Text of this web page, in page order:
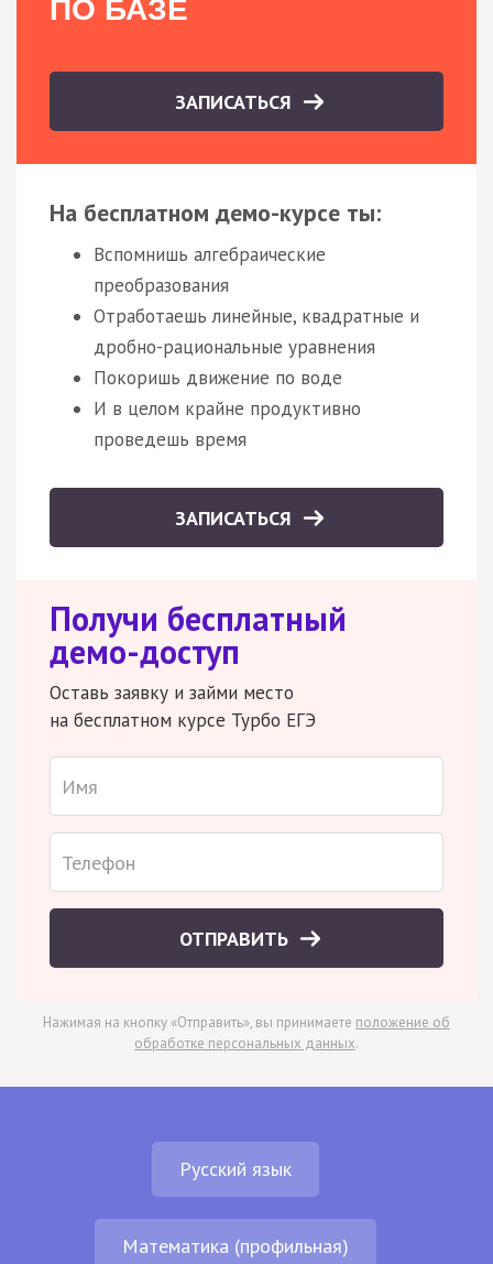
ПО БАЗЕ
ЗАПИСАТЬСЯ
На бесплатном демо-курсе ты:
Вспомнишь алгебраические
преобразования
Отработаешь линейные, квадратные и
дробно-рациональные уравнения
Покоришь движение по воде
И в целом крайне продуктивно
проведешь время
ЗАПИСАТЬСЯ
Получи бесплатный
демо-доступ
Оставь заявку и займи место
на бесплатном курсе Турбо ЕГЭ
ОТПРАВИТЬ
Нажимая на кнопку «Отправить», вы принимаете положение об
обработке персональных данных.
Русский язык
Математика (профильная)